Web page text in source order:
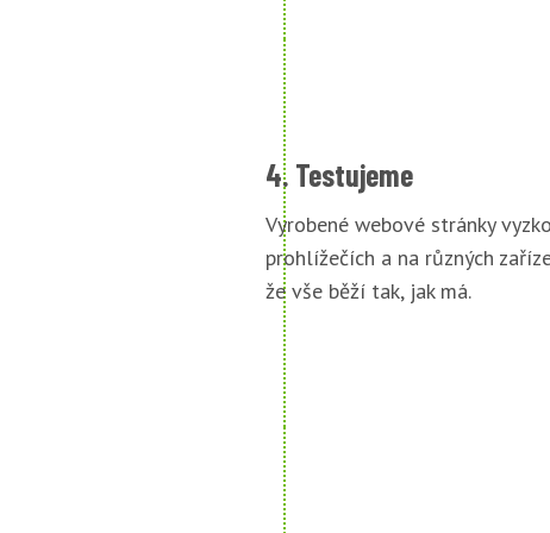
4. Testujeme
Vyrobené webové stránky
prohlížečích a na různých
že vše běží tak, jak má.